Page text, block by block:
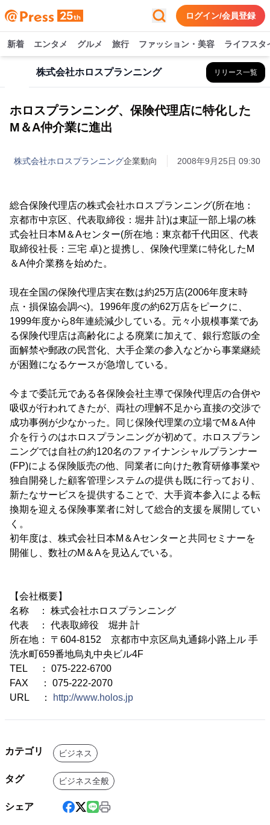
ログイン/会員登録
新着 エンタメ グルメ 旅行 ファッション・美容 ライフスタ
株式会社ホロスプランニング リリース一覧
ホロスプランニング、保険代理店に特化した
M＆A仲介業に進出
株式会社ホロスプランニング企業動向 2008年9月25日 09:30
総合保険代理店の株式会社ホロスプランニング(所在地：
京都市中京区、代表取締役：堀井 計)は東証一部上場の株
式会社日本M＆Aセンター(所在地：東京都千代田区、代表
取締役社長：三宅 卓)と提携し、保険代理業に特化したM
＆A仲介業務を始めた。
現在全国の保険代理店実在数は約25万店(2006年度末時
点・損保協会調べ)。1996年度の約62万店をピークに、
1999年度から8年連続減少している。元々小規模事業であ
る保険代理店は高齢化による廃業に加えて、銀行窓販の全
面解禁や郵政の民営化、大手企業の参入などから事業継続
が困難になるケースが急増している。
今まで委託元である各保険会社主導で保険代理店の合併や
吸収が行われてきたが、両社の理解不足から直接の交渉で
成功事例が少なかった。同じ保険代理業の立場でM＆A仲
介を行うのはホロスプランニングが初めて。ホロスプラン
ニングでは自社の約120名のファイナンシャルプランナー
(FP)による保険販売の他、同業者に向けた教育研修事業や
独自開発した顧客管理システムの提供も既に行っており、
新たなサービスを提供することで、大手資本参入による転
換期を迎える保険事業者に対して総合的支援を展開してい
く。
初年度は、株式会社日本M＆Aセンターと共同セミナーを
開催し、数社のM＆Aを見込んでいる。
【会社概要】
名称 ： 株式会社ホロスプランニング
代表 ： 代表取締役 堀井 計
所在地： 〒604-8152 京都市中京区烏丸通錦小路上ル 手
洗水町659番地烏丸中央ビル4F
TEL ： 075-222-6700
FAX ： 075-222-2070
URL ：
http://www.holos.jp
カテゴリ ビジネス
タグ ビジネス全般
シェア